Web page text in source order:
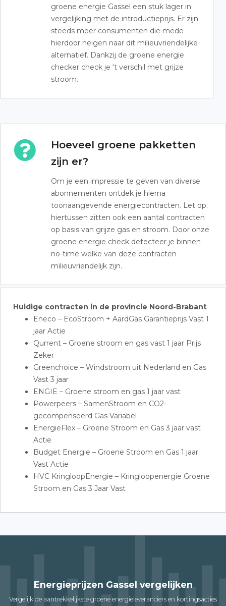
groene energie Gassel een stuk lager in
vergelijking met de introductieprijs. Er zijn
steeds meer consumenten die mede
hierdoor neigen naar dit milieuvriendelijke
alternatief. Dankzij de groene energie
checker check je ‘t verschil met grijze
stroom.
Hoeveel groene pakketten
zijn er?
Om je een impressie te geven van diverse
abonnementen ontdek je hierna
toonaangevende energiecontracten. Let op:
hiertussen zitten ook een aantal contracten
op basis van grijze gas en stroom. Door onze
groene energie check detecteer je binnen
no-time welke van deze contracten
milieuvriendelijk zijn.
Huidige contracten in de provincie Noord-Brabant
Eneco – EcoStroom + AardGas Garantieprijs Vast 1
jaar Actie
Qurrent – Groene stroom en gas vast 1 jaar Prijs
Zeker
Greenchoice – Windstroom uit Nederland en Gas
Vast 3 jaar
ENGIE – Groene stroom en gas 1 jaar vast
Powerpeers – SamenStroom en CO2-
gecompenseerd Gas Variabel
EnergieFlex – Groene Stroom en Gas 3 jaar vast
Actie
Budget Energie – Groene Stroom en Gas 1 jaar
Vast Actie
HVC KringloopEnergie – Kringloopenergie Groene
Stroom en Gas 3 Jaar Vast
Energieprijzen Gassel vergelijken
Vergelijk de aantrekkelijkste groene energieleveranciers en kortingsacties